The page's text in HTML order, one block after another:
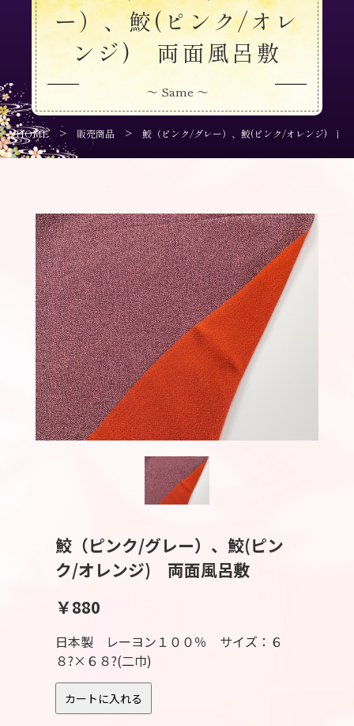
ー）、鮫(ピンク/オレ
ンジ) 両面風呂敷
～ Same ～
HOME > 販売商品 > 鮫（ピンク/グレー）、鮫(ピンク/オレンジ) 両
鮫（ピンク/グレー）、鮫(ピン
ク/オレンジ) 両面風呂敷
￥880
日本製 レーヨン１００％ サイズ：６
８?×６８?(二巾)